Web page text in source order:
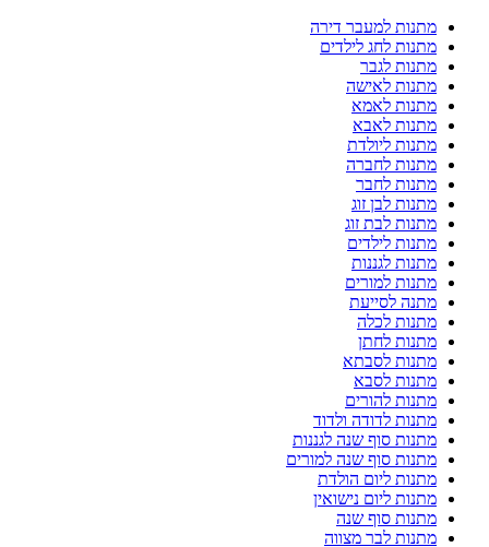
מתנות למעבר דירה
מתנות לחג לילדים
מתנות לגבר
מתנות לאישה
מתנות לאמא
מתנות לאבא
מתנות ליולדת
מתנות לחברה
מתנות לחבר
מתנות לבן זוג
מתנות לבת זוג
מתנות לילדים
מתנות לגננות
מתנות למורים
מתנה לסייעת
מתנות לכלה
מתנות לחתן
מתנות לסבתא
מתנות לסבא
מתנות להורים
מתנות לדודה ולדוד
מתנות סוף שנה לגננות
מתנות סוף שנה למורים
מתנות ליום הולדת
מתנות ליום נישואין
מתנות סוף שנה
מתנות לבר מצווה